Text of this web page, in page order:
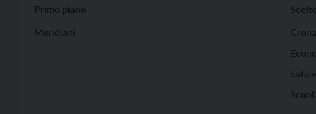
Primo piano
Meridiani